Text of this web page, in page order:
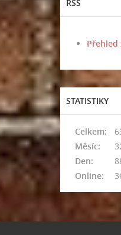
RSS
Přehled
STATISTIKY
Online:
Celkem:
Měsíc:
Den: